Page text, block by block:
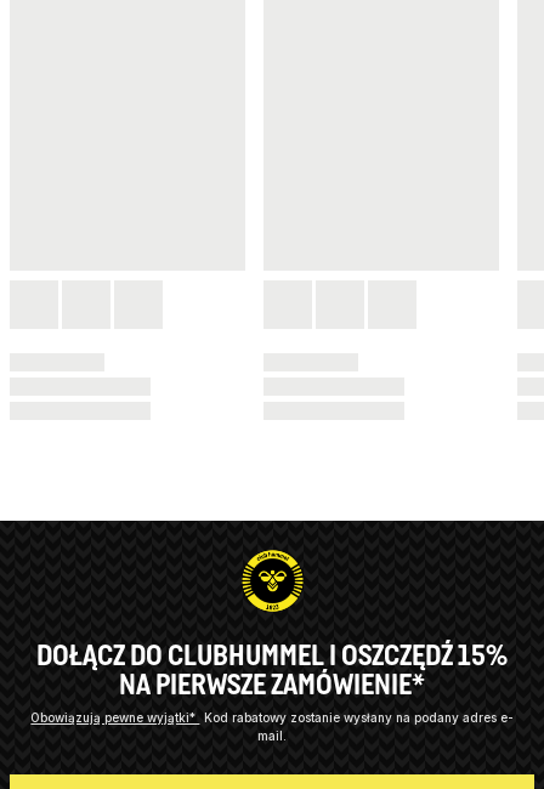
DOŁĄCZ DO CLUBHUMMEL I OSZCZĘDŹ 15%
NA PIERWSZE ZAMÓWIENIE*
Obowiązują pewne wyjątki* Kod rabatowy zostanie wysłany na podany adres e-
mail.